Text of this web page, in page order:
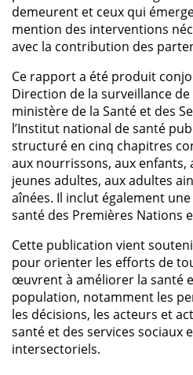
demeurent et ceux qui
mention des interventions
avec la contribution des
Ce rapport a été produit
Direction de la surveillance de
ministère de la Santé et des
l’Institut national de santé
structuré en cinq chapitres
aux nourrissons, aux enfants,
jeunes adultes, aux adultes
aînées. Il inclut également
santé des Premières Nations
Cette publication vient
pour orienter les efforts de
œuvrent à améliorer la santé
population, notamment les
les décisions, les acteurs et
santé et des services sociaux
intersectoriels.